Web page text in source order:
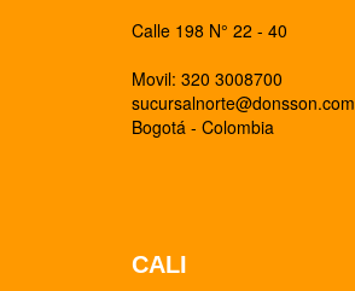
Calle 198 N° 22 - 40
Movil: 320 3008700
sucursalnorte@donsson.com
Bogotá - Colombia
CALI